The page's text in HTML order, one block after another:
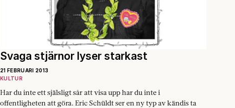
Svaga stjärnor lyser starkast
21 FEBRUARI 2013
KULTUR
Har du inte ett själsligt sår att visa upp har du inte i
offentligheten att göra. Eric Schüldt ser en ny typ av kändis ta